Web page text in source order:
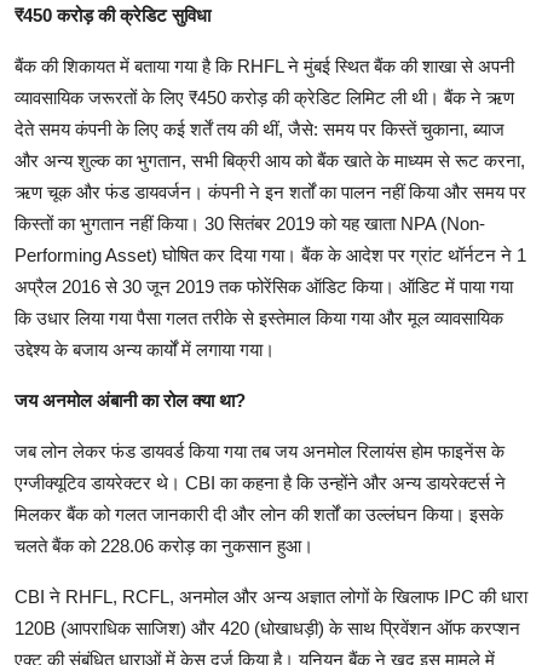
₹450 करोड़ की क्रेडिट सुविधा
बैंक की शिकायत में बताया गया है कि RHFL ने मुंबई स्थित बैंक की शाखा से अपनी
व्यावसायिक जरूरतों के लिए ₹450 करोड़ की क्रेडिट लिमिट ली थी। बैंक ने ऋण
देते समय कंपनी के लिए कई शर्तें तय की थीं, जैसे: समय पर किस्तें चुकाना, ब्याज
और अन्य शुल्क का भुगतान, सभी बिक्री आय को बैंक खाते के माध्यम से रूट करना,
ऋण चूक और फंड डायवर्जन। कंपनी ने इन शर्तों का पालन नहीं किया और समय पर
किस्तों का भुगतान नहीं किया। 30 सितंबर 2019 को यह खाता NPA (Non-
Performing Asset) घोषित कर दिया गया। बैंक के आदेश पर ग्रांट थॉर्नटन ने 1
अप्रैल 2016 से 30 जून 2019 तक फोरेंसिक ऑडिट किया। ऑडिट में पाया गया
कि उधार लिया गया पैसा गलत तरीके से इस्तेमाल किया गया और मूल व्यावसायिक
उद्देश्य के बजाय अन्य कार्यों में लगाया गया।
जय अनमोल अंबानी का रोल क्या था?
जब लोन लेकर फंड डायवर्ड किया गया तब जय अनमोल रिलायंस होम फाइनेंस के
एग्जीक्यूटिव डायरेक्टर थे। CBI का कहना है कि उन्होंने और अन्य डायरेक्टर्स ने
मिलकर बैंक को गलत जानकारी दी और लोन की शर्तों का उल्लंघन किया। इसके
चलते बैंक को 228.06 करोड़ का नुकसान हुआ।
CBI ने RHFL, RCFL, अनमोल और अन्य अज्ञात लोगों के खिलाफ IPC की धारा
120B (आपराधिक साजिश) और 420 (धोखाधड़ी) के साथ प्रिवेंशन ऑफ करप्शन
एक्ट की संबंधित धाराओं में केस दर्ज किया है। यूनियन बैंक ने खुद इस मामले में